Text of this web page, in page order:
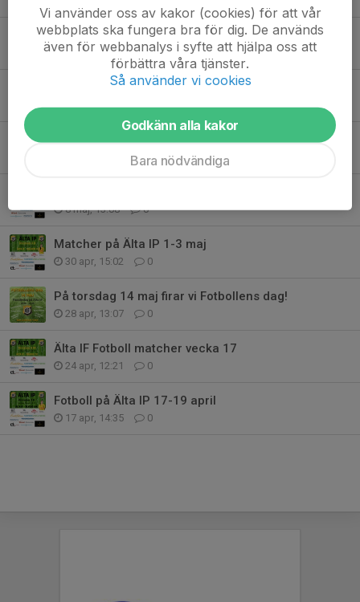
22 maj, 16:05 0
Matcher på Älta IP v 21 Derbyhelg för herrarna
21 maj, 19:26 0
Fotbollens dag idag på Älta IP
0
8 maj, 13:08 0
Matcher på Älta IP 1-3 maj
30 apr, 15:02 0
På torsdag 14 maj firar vi Fotbollens dag!
28 apr, 13:07 0
Älta IF Fotboll matcher vecka 17
24 apr, 12:21 0
Fotboll på Älta IP 17-19 april
17 apr, 14:35 0
Vi använder oss av kakor (cookies) för att vår
webbplats ska fungera bra för dig. De används
även för webbanalys i syfte att hjälpa oss att
förbättra våra tjänster.
Så använder vi cookies
Godkänn alla kakor
Bara nödvändiga